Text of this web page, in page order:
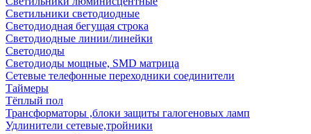
Светильники светодиодные
Светодиодная бегущая строка
Светодиодные линии/линейки
Светодиоды
Светодиоды мощные, SMD матрица
Сетевые телефонные переходники соединители
Таймеры
Тёплый пол
Трансформаторы ,блоки защиты галогеновых ламп
Удлинители сетевые,тройники